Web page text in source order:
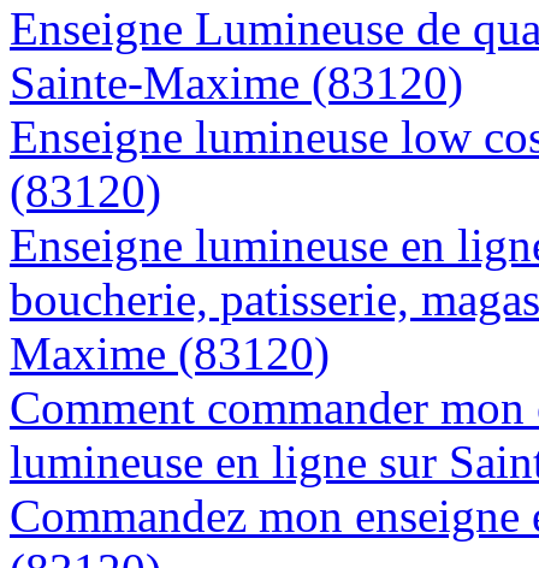
Enseigne Lumineuse de
Sainte-Maxime (83120)
Enseigne lumineuse low
(83120)
Enseigne lumineuse en
boucherie, patisserie,
Maxime (83120)
Comment commander
lumineuse en ligne sur
Commandez mon